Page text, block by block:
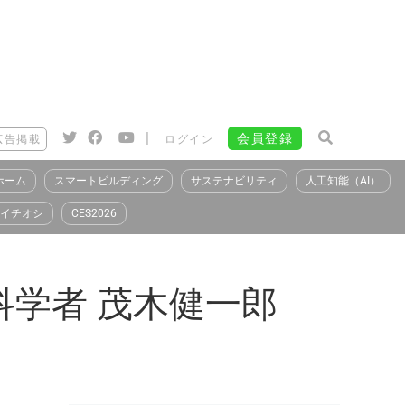
告掲載 | ログイン 会員登録
ーム スマートビルディング サステナビリティ 人工知能（AI）
イチオシ CES2026
者 茂木健一郎